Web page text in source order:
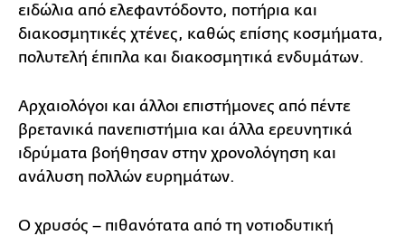
ειδώλια από ελεφαντόδοντο, ποτήρια και
διακοσμητικές χτένες, καθώς επίσης κοσμήματα,
πολυτελή έπιπλα και διακοσμητικά ενδυμάτων.
Αρχαιολόγοι και άλλοι επιστήμονες από πέντε
βρετανικά πανεπιστήμια και άλλα ερευνητικά
ιδρύματα βοήθησαν στην χρονολόγηση και
ανάλυση πολλών ευρημάτων.
Ο χρυσός – πιθανότατα από τη νοτιοδυτική